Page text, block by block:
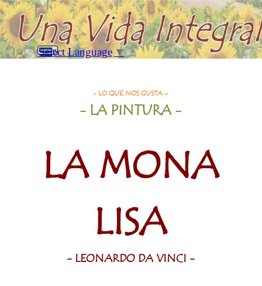
Vaya al Contenido
Saltar menú
Select Language ▼
Buscar
- LO QUE NOS GUSTA –
- LA PINTURA-
LA MONA
LISA
- LEONARDO DA VINCI -